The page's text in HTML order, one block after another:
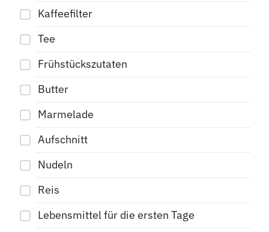
Kaffeefilter
Tee
Frühstückszutaten
Butter
Marmelade
Aufschnitt
Nudeln
Reis
Lebensmittel für die ersten Tage